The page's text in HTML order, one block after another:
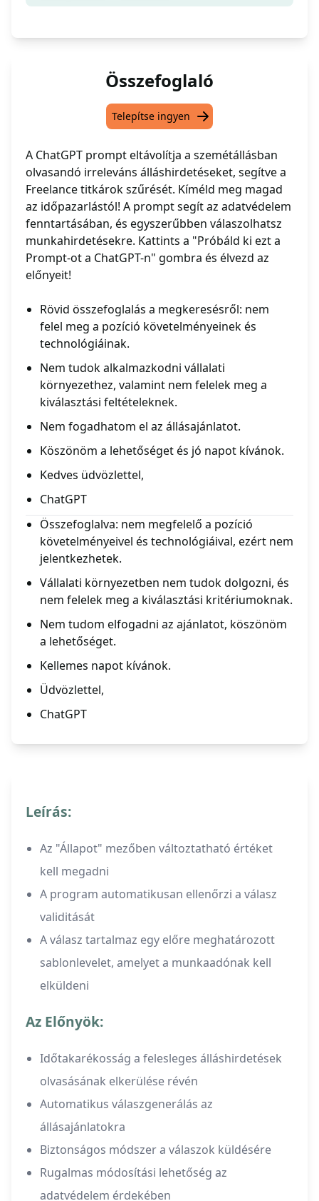
Összefoglaló
Telepítse ingyen
A ChatGPT prompt eltávolítja a szemétállásban
olvasandó irreleváns álláshirdetéseket, segítve a
Freelance titkárok szűrését. Kíméld meg magad
az időpazarlástól! A prompt segít az adatvédelem
fenntartásában, és egyszerűbben válaszolhatsz
munkahirdetésekre. Kattints a "Próbáld ki ezt a
Prompt-ot a ChatGPT-n" gombra és élvezd az
előnyeit!
Rövid összefoglalás a megkeresésről: nem
felel meg a pozíció követelményeinek és
technológiáinak.
Nem tudok alkalmazkodni vállalati
környezethez, valamint nem felelek meg a
kiválasztási feltételeknek.
Nem fogadhatom el az állásajánlatot.
Köszönöm a lehetőséget és jó napot kívánok.
Kedves üdvözlettel,
ChatGPT
Összefoglalva: nem megfelelő a pozíció
követelményeivel és technológiáival, ezért nem
jelentkezhetek.
Vállalati környezetben nem tudok dolgozni, és
nem felelek meg a kiválasztási kritériumoknak.
Nem tudom elfogadni az ajánlatot, köszönöm
a lehetőséget.
Kellemes napot kívánok.
Üdvözlettel,
ChatGPT
Leírás:
Az "Állapot" mezőben változtatható értéket
kell megadni
A program automatikusan ellenőrzi a válasz
validitását
A válasz tartalmaz egy előre meghatározott
sablonlevelet, amelyet a munkaadónak kell
elküldeni
Az Előnyök:
Időtakarékosság a felesleges álláshirdetések
olvasásának elkerülése révén
Automatikus válaszgenerálás az
állásajánlatokra
Biztonságos módszer a válaszok küldésére
Rugalmas módosítási lehetőség az
adatvédelem érdekében